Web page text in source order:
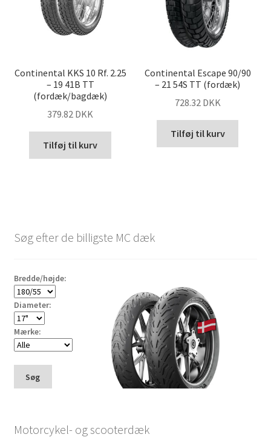
Continental KKS 10 Rf. 2.25
– 19 41B TT
(fordæk/bagdæk)
379.82 DKK
Tilføj til kurv
Continental Escape 90/90
– 21 54S TT (fordæk)
728.32 DKK
Tilføj til kurv
Søg efter de billigste MC dæk
Bredde/højde:
Diameter:
Mærke:
Søg
Motorcykel- og scooterdæk